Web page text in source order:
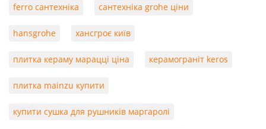
ferro сантехніка сантехніка grohe ціни
hansgrohe хансгроє київ
плитка кераму марацці ціна керамограніт keros
плитка mainzu купити
купити сушка для рушників маргаролі